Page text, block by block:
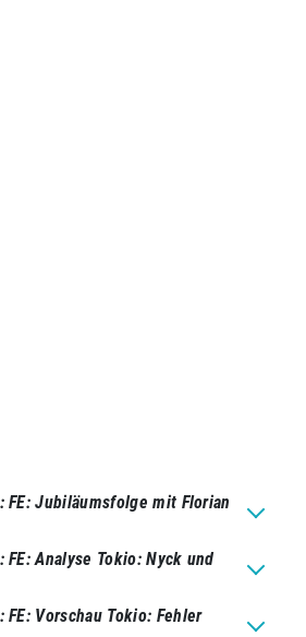
FE: Jubiläumsfolge mit Florian
FE: Analyse Tokio: Nyck und
FE: Vorschau Tokio: Fehler